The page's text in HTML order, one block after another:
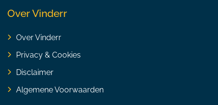
Over Vinderr
Over Vinderr
Privacy & Cookies
Disclaimer
Algemene Voorwaarden